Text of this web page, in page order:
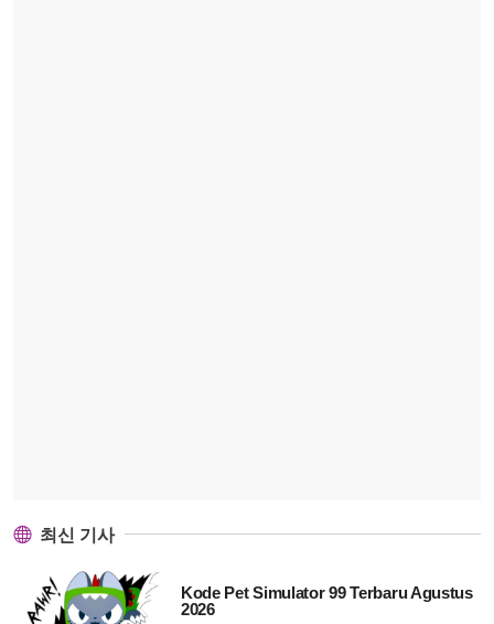
최신 기사
Kode Pet Simulator 99 Terbaru Agustus
2026